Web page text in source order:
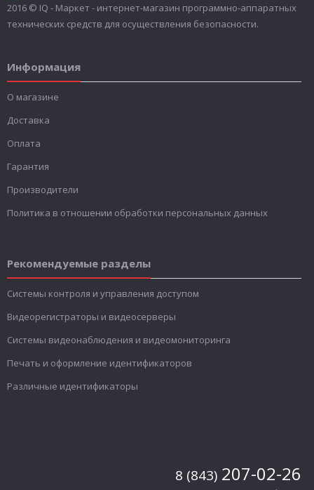
2016 © IQ - Маркет - интернет-магазин программно-аппаратных
технических средств для осуществления безопасности.
Информация
О магазине
Доставка
Оплата
Гарантия
Производители
Политика в отношении обработки персональных данных
Рекомендуемые разделы
Системы контроля и управления доступом
Видеорегистраторы и видеосерверы
Системы видеонаблюдения и видеомониторинга
Печать и оформление идентификаторов
Различные идентификаторы
8 (843) 207-02-26